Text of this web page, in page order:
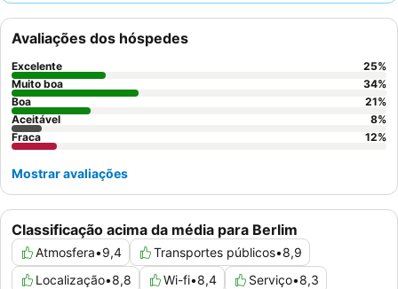
oferecidos no pequeno-almoço. Para uma estadia mais
tranquila, os hóspedes devem solicitar um quarto virado para o
jardim.
Classificação acima da média para Berlim
Atmosfera•9,4 Transportes públicos•8,9
Localização•8,8 Wi-fi•8,4 Serviço•8,3
Avaliações dos hóspedes
Excelente 25%
Muito boa
34%
Boa
21%
Aceitável
8%
Fraca
12%
Mostrar avaliações